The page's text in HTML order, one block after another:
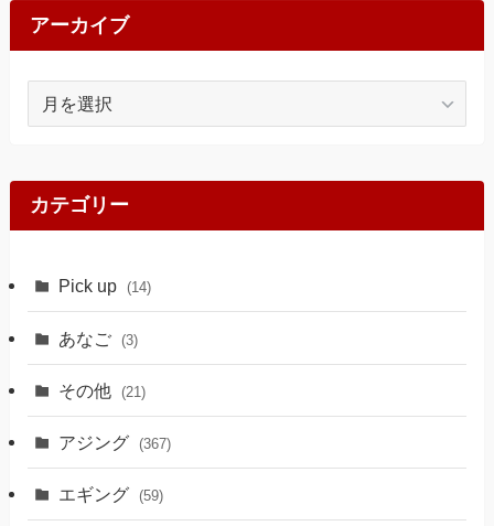
アーカイブ
ブ
カテゴリー
Pick up (14)
あなご (3)
その他 (21)
アジング (367)
エギング (59)